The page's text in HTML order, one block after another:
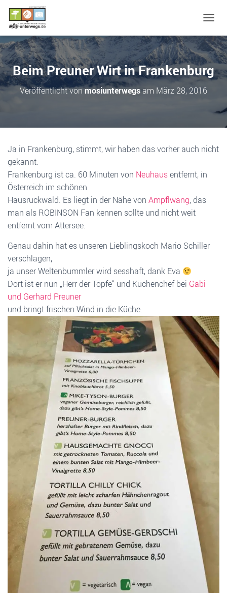
A
V
I
G
A
C
Beim Preuner Wirt in Frankenburg
Veröffentlicht vonmosiunterwegsam März 28, 2016
Ja in Frankenburg, stimmt, wir haben das vorher auch nicht
gekannt.
Frankenburg ist ca. 60 Minuten von Neuhausentfernt, in
Österreich im schönen
Hausruckwald. Es liegt in der Nähe von Ampflwang, das
man als ROBINSON Fan kennen sollte und nicht weit
entfernt vom Attersee.
Genau dahin hat es unseren Lieblingskoch Mario Schiller
verschlagen,
ja unser Weltenbummler wird sesshaft, dank Eva
Dort ist er nun „Herr der Töpfe“ und Küchenchef bei Gabi
und Gerhard Preuner
und bringt frischen Wind in die Küche.